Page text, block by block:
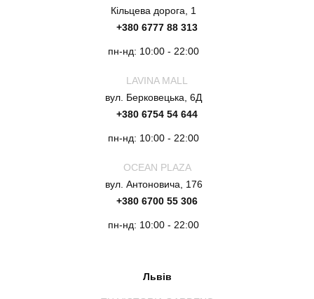
Кільцева дорога, 1
+380 6777 88 313
пн-нд: 10:00 - 22:00
LAVINA MALL
вул. Берковецька, 6Д
+380 6754 54 644
пн-нд: 10:00 - 22:00
OCEAN PLAZA
вул. Антоновича, 176
+380 6700 55 306
пн-нд: 10:00 - 22:00
Львів